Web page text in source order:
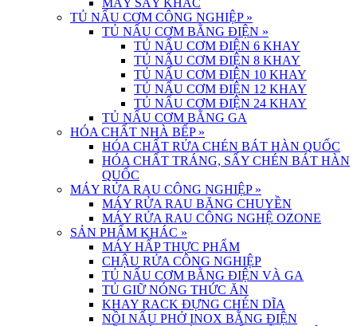
TỦ NẤU CƠM CÔNG NGHIỆP »
TỦ NẤU CƠM BẰNG ĐIỆN »
TỦ NẤU CƠM ĐIỆN 6 KHAY
TỦ NẤU CƠM ĐIỆN 8 KHAY
TỦ NẤU CƠM ĐIỆN 10 KHAY
TỦ NẤU CƠM ĐIỆN 12 KHAY
TỦ NẤU CƠM ĐIỆN 24 KHAY
TỦ NẤU CƠM BẰNG GA
HÓA CHẤT NHÀ BẾP »
HÓA CHẤT RỬA CHÉN BÁT HÀN QUỐC
HÓA CHẤT TRÁNG, SẤY CHÉN BÁT HÀN
QUỐC
MÁY RỬA RAU CÔNG NGHIỆP »
MÁY RỬA RAU BĂNG CHUYỀN
MÁY RỬA RAU CÔNG NGHỆ OZONE
SẢN PHẨM KHÁC »
MÁY HẤP THỰC PHẨM
CHẬU RỬA CÔNG NGHIỆP
TỦ NẤU CƠM BẰNG ĐIỆN VÀ GA
TỦ GIỮ NÓNG THỨC ĂN
KHAY RACK ĐỰNG CHÉN DĨA
NỒI NẤU PHỞ INOX BẰNG ĐIỆN